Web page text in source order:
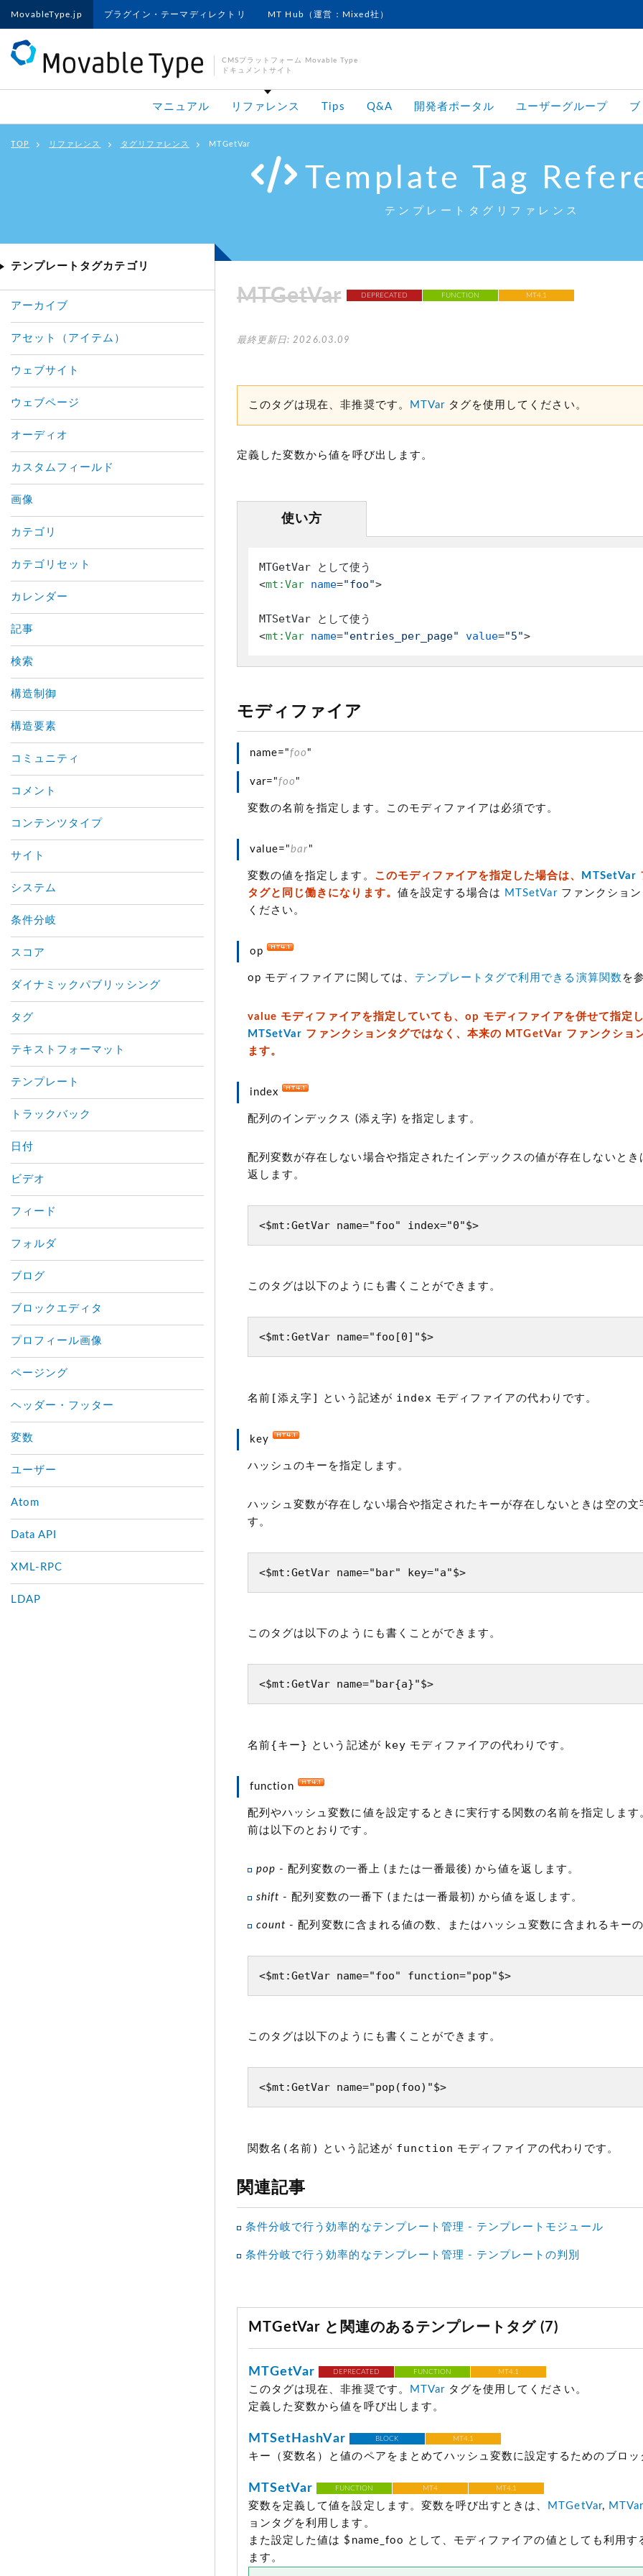
MovableType.jp プラグイン・テーマディレクトリ MT Hub（運営：Mixed社）
CMSプラットフォーム Movable Type
ドキュメントサイト
マニュアル リファレンス Tips Q&A 開発者ポータル ユーザーグループ ブ
TOP リファレンス タグリファレンス MTGetVar
Template Tag
テンプレートタグリファレンス
MTGetVar DEPRECATED FUNCTION MT4.1
最終更新日: 2026.03.09
このタグは現在、非推奨です。 MTVarタグを使用してください。
定義した変数から値を呼び出します。
使い方
<mt:Var name="foo">
<mt:Var name="entries_per_page" value="5">
モディファイア
name="foo "
var="foo "
変数の名前を指定します。このモディファイアは必須です。
value="bar "
変数の値を指定します。 このモディファイアを指定した場合は、 MTSetVar
タグと同じ働きになります。 値を設定する場合は MTSetVarファンクション
ください。
op
op モディファイアに関しては、 テンプレートタグで利用できる演算関数 を
value モディファイアを指定していても、op モディファイアを併せて指定
MTSetVar ファンクションタグではなく、本来の MTGetVar ファンクショ
ます。
index
配列のインデックス (添え字) を指定します。
配列変数が存在しない場合や指定されたインデックスの値が存在しないとき
返します。
<$mt:GetVar name="foo" index="0"$>
このタグは以下のようにも書くことができます。
<$mt:GetVar name="foo[0]"$>
名前[添え字] という記述が index モディファイアの代わりです。
key
ハッシュのキーを指定します。
ハッシュ変数が存在しない場合や指定されたキーが存在しないときは空の文
す。
<$mt:GetVar name="bar" key="a"$>
このタグは以下のようにも書くことができます。
<$mt:GetVar name="bar{a}"$>
名前{キー} という記述が key モディファイアの代わりです。
function
配列やハッシュ変数に値を設定するときに実行する関数の名前を指定します
前は以下のとおりです。
pop - 配列変数の一番上 (または一番最後) から値を返します。
shift - 配列変数の一番下 (または一番最初) から値を返します。
count - 配列変数に含まれる値の数、またはハッシュ変数に含まれるキーの
<$mt:GetVar name="foo" function="pop"$>
このタグは以下のようにも書くことができます。
<$mt:GetVar name="pop(foo)"$>
関数名(名前) という記述が function モディファイアの代わりです。
関連記事
条件分岐で行う効率的なテンプレート管理 - テンプレートモジュール
条件分岐で行う効率的なテンプレート管理 - テンプレートの判別
MTGetVar と関連のあるテンプレートタグ (7)
MTGetVar DEPRECATED FUNCTION MT4.1
このタグは現在、非推奨です。 MTVarタグを使用してください。
定義した変数から値を呼び出します。
MTSetHashVar BLOCK MT4.1
キー（変数名）と値のペアをまとめてハッシュ変数に設定するためのブロッ
MTSetVar FUNCTION MT4 MT4.1
変数を定義して値を設定します。変数を呼び出すときは、 MTGetVar, MTVar
ョンタグを利用します。
また設定した値は $name_foo として、モディファイアの値としても利用す
ます。
テンプレートタグカテゴリ
アーカイブ
アセット（アイテム）
ウェブサイト
ウェブページ
オーディオ
カスタムフィールド
画像
カテゴリ
カテゴリセット
カレンダー
記事
検索
構造制御
構造要素
コミュニティ
コメント
コンテンツタイプ
サイト
システム
条件分岐
スコア
ダイナミックパブリッシング
タグ
テキストフォーマット
テンプレート
トラックバック
日付
ビデオ
フィード
フォルダ
ブログ
ブロックエディタ
プロフィール画像
ページング
ヘッダー・フッター
変数
ユーザー
Atom
Data API
XML-RPC
LDAP